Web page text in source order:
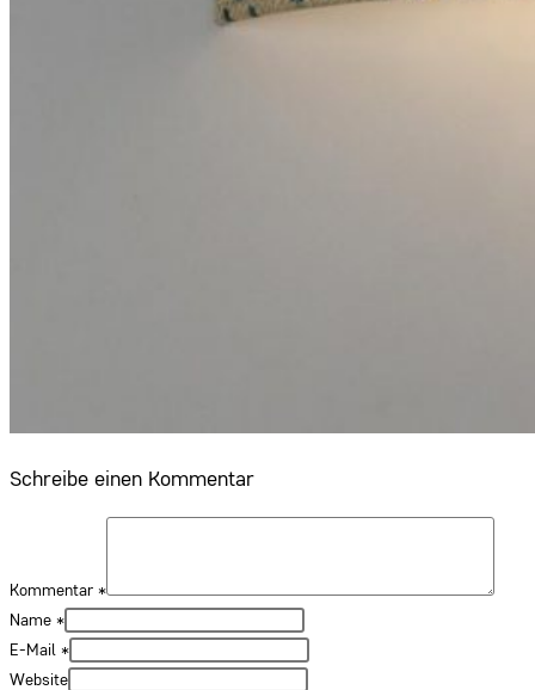
Schreibe einen Kommentar
Kommentar *
Name *
E-Mail *
Website